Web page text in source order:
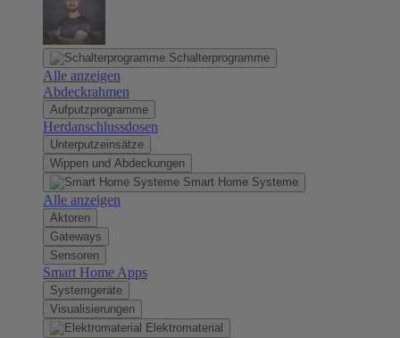
Schalterprogramme
Alle anzeigen
Abdeckrahmen
Aufputzprogramme
Herdanschlussdosen
Unterputzeinsätze
Wippen und Abdeckungen
Smart Home Systeme
Alle anzeigen
Aktoren
Gateways
Sensoren
Smart Home Apps
Systemgeräte
Visualisierungen
Elektromaterial